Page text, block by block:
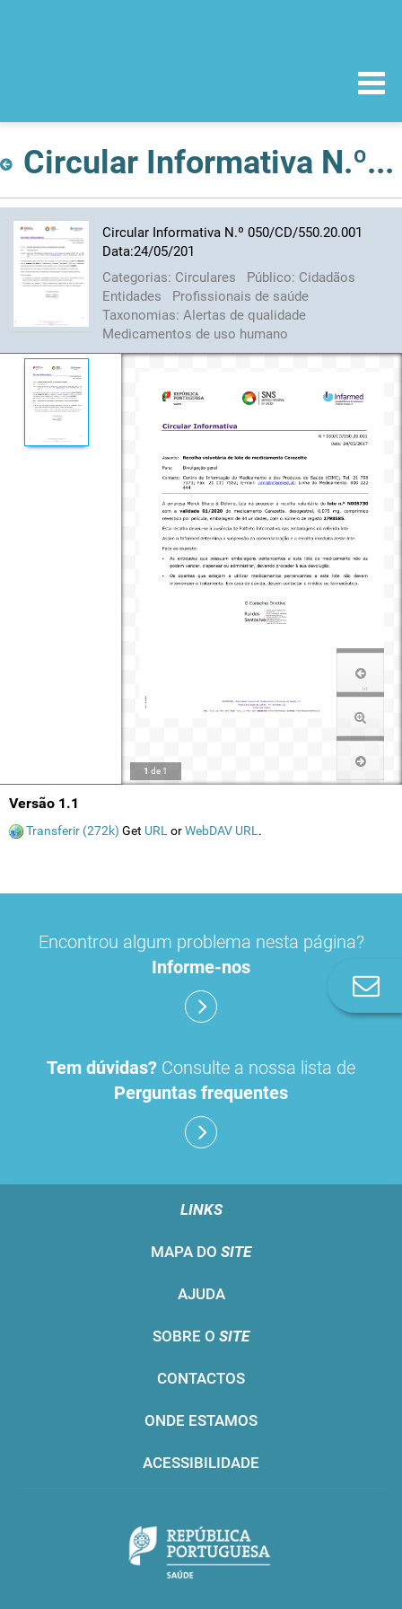
Circular Informativa N.º 050/CD/550.20.001 Data:24/05/201
Circular Informativa N.º 050/CD/550.20.001
Data:24/05/201
Categorias: Circulares Público: Cidadãos
Entidades
Profissionais de saúde
Taxonomias: Alertas de qualidade
Medicamentos de uso humano
1 de 1
Versão 1.1
Transferir (272k) Get URL orWebDAV URL .
Encontrou algum problema nesta página?
Informe-nos
Tem dúvidas? Consulte a nossa lista de
Perguntas frequentes
LINKS
MAPA DO SITE
AJUDA
SOBRE O SITE
CONTACTOS
ONDE ESTAMOS
ACESSIBILIDADE